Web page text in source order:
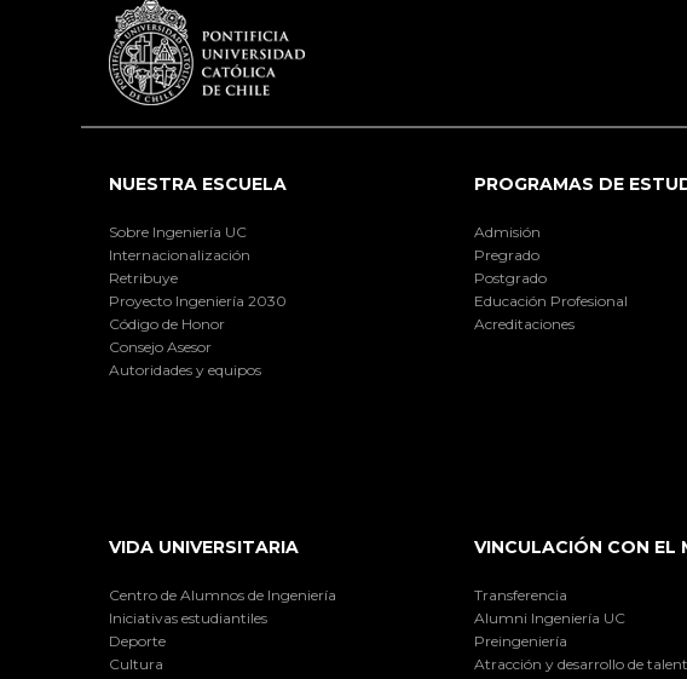
NUESTRA ESCUELA
Sobre Ingeniería UC
Internacionalización
Retribuye
Proyecto Ingeniería 2030
Código de Honor
Consejo Asesor
Autoridades y equipos
PROGRAMAS DE
Admisión
Pregrado
Postgrado
Educación Profesional
Acreditaciones
VIDA UNIVERSITARIA
Centro de Alumnos de Ingeniería
Iniciativas estudiantiles
Deporte
Cultura
VINCULACIÓN CON EL
Transferencia
Alumni Ingeniería UC
Preingeniería
Atracción y desarrollo de